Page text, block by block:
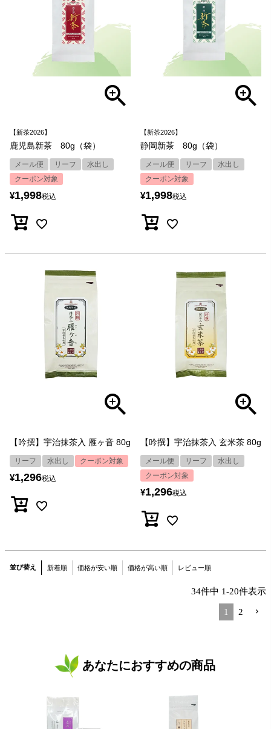
【新茶2026】
鹿児島新茶 80g（袋）
メール便 リーフ
水出し
クーポン対象
¥1,998税込
【新茶2026】
静岡新茶 80g（袋）
メール便 リーフ
水出し
クーポン対象
¥1,998税込
【吟撰】宇治抹茶入 雁ヶ音 80g
リーフ 水出し クーポン対象
¥1,296税込
【吟撰】宇治抹茶入 玄米茶 80g
メール便 リーフ
水出し
クーポン対象
¥1,296税込
並び替え 新着順 価格が安い順 価格が高い順 レビュー順
34件中 1-20件表示
1 2
あなたにおすすめの商品